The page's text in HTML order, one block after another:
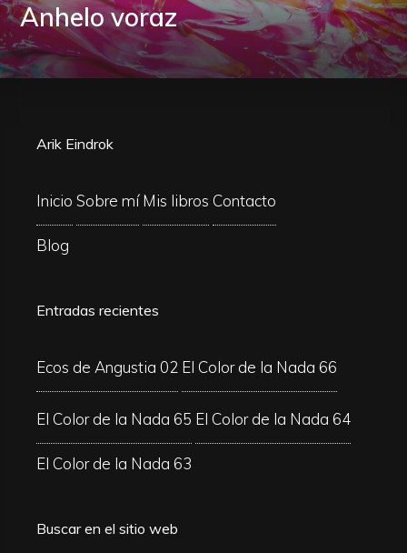
Anhelo voraz
Arik Eindrok
Inicio Sobre mí Mis libros Contacto
Blog
Entradas recientes
Ecos de Angustia 02 El Color de la Nada 66
El Color de la Nada 65 El Color de la Nada 64
El Color de la Nada 63
Buscar en el sitio web